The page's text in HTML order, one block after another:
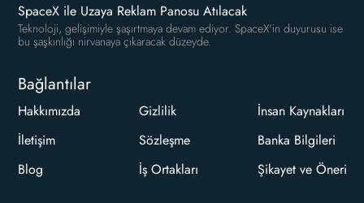
SpaceX ile Uzaya Reklam Panosu Atılacak
Teknoloji, gelişimiyle şaşırtmaya devam ediyor. SpaceX'in duyurusu ise
bu şaşkınlığı nirvanaya çıkaracak düzeyde.
Bağlantılar
Hakkımızda
İletişim
Blog
Gizlilik
Sözleşme
İş Ortakları
İnsan Kaynakları
Banka Bilgileri
Şikayet ve Öneri